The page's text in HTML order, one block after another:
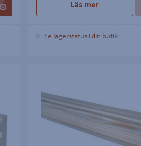
Läs mer
Se lagerstatus i din butik